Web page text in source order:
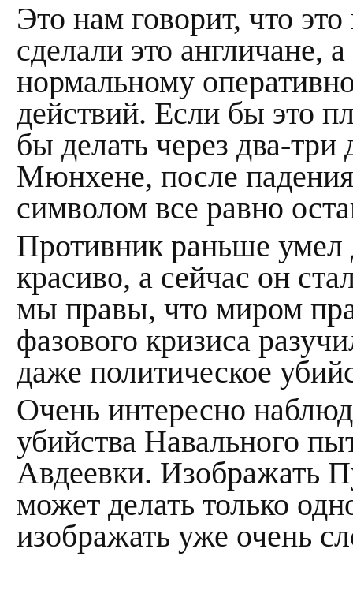
Это нам говорит, что
сделали это англичане,
нормальному
действий. Если бы это
бы делать через два-
Мюнхене, после
символом все равно
Противник раньше умел
красиво, а сейчас он
мы правы, что миром
фазового кризиса
даже политическое
Очень интересно
убийства Навального
Авдеевки. Изображать
может делать только
изображать уже очень